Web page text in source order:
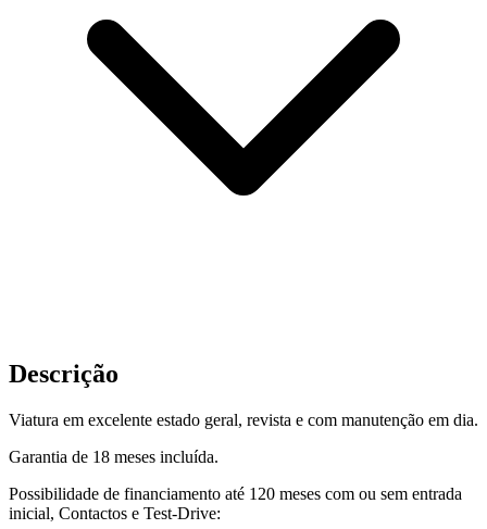
Descrição
Viatura em excelente estado geral, revista e com manutenção em dia.
Garantia de 18 meses incluída.
Possibilidade de financiamento até 120 meses com ou sem entrada
inicial, Contactos e Test-Drive: